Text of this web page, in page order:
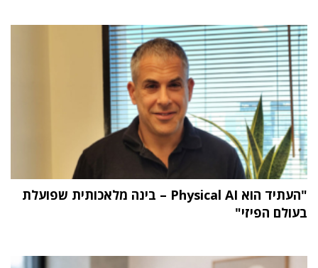
"העתיד הוא Physical AI – בינה מלאכותית שפועלת
בעולם הפיזי"